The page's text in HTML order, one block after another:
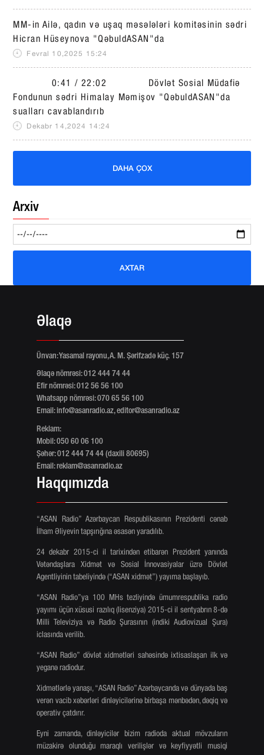
MM-in Ailə, qadın və uşaq məsələləri komitəsinin sədri
Hicran Hüseynova "QəbuldASAN"da
Fevral 10,2025 15:24
0:41 / 22:02 Dövlət Sosial Müdafiə
Fondunun sədri Himalay Məmişov "QəbuldASAN"da
sualları cavablandırıb
Dekabr 14,2024 14:24
DAHA ÇOX
Arxiv
AXTAR
Əlaqə
Ünvan: Yasamal rayonu, A. M. Şərifzadə küç. 157
Əlaqə nömrəsi: 012 444 74 44
Efir nömrəsi: 012 56 56 100
Whatsapp nömrəsi: 070 65 56 100
Email:info@asanradio.az,editor@asanradio.az
Reklam:
Mobil: 050 60 06 100
Şəhər: 012 444 74 44 (daxili 80695)
Email:reklam@asanradio.az
Haqqımızda
“ASAN Radio” Azərbaycan Respublikasının Prezidenti cənab
İlham Əliyevin tapşırığına əsasən yaradılıb.
24 dekabr 2015-ci il tarixindən etibarən Prezident yanında
Vətəndaşlara Xidmət və Sosial İnnovasiyalar üzrə Dövlət
Agentliyinin tabeliyində (“ASAN xidmət”) yayıma başlayıb.
“ASAN Radio”ya 100 MHs tezliyində ümumrespublika radio
yayımı üçün xüsusi razılıq (lisenziya) 2015-ci il sentyabrın 8-də
Milli Televiziya və Radio Şurasının (indiki Audiovizual Şura)
iclasında verilib.
“ASAN Radio” dövlət xidmətləri sahəsində ixtisaslaşan ilk və
yeganə radiodur.
Xidmətlərlə yanaşı, “ASAN Radio” Azərbaycanda və dünyada baş
verən vacib xəbərləri dinləyicilərinə birbaşa mənbədən, dəqiq və
operativ çatdırır.
Eyni zamanda, dinləyicilər bizim radioda aktual mövzuların
müzakirə olunduğu maraqlı verilişlər və keyfiyyətli musiqi